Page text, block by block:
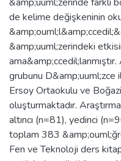
de kelime değişkeninin
&amp;uuml;zerindeki
grubunu
Ersoy Ortaokulu ve
oluşturmaktadır.
altıncı (n=81), yedinci
toplam 383
Fen ve Teknoloji ders